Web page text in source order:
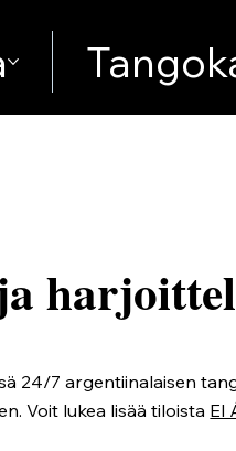
24/7 argentiinalaisen
Voit lukea lisää tiloista El